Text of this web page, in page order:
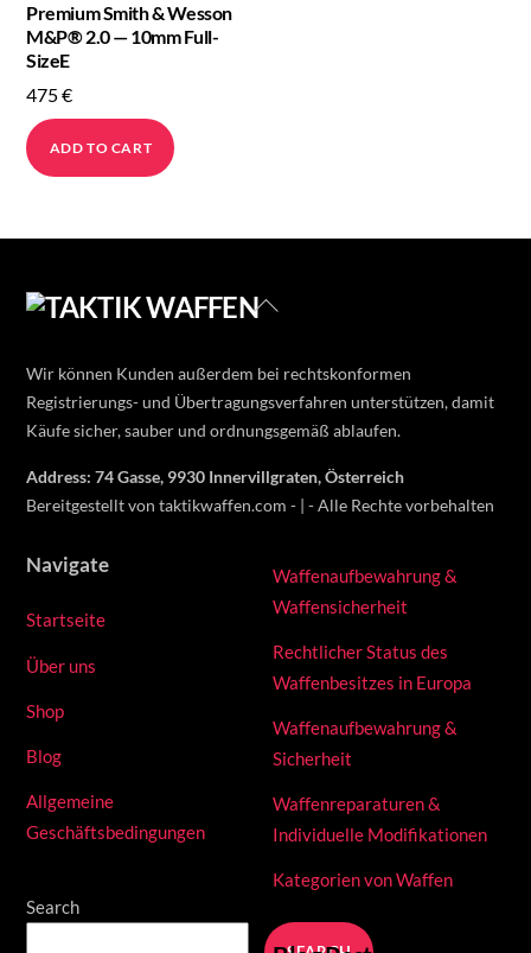
Premium Smith & Wesson
M&P® 2.0 — 10mm Full-
SizeE
475€
ADD TO CART
Back
Wir können Kunden außerdem bei rechtskonformen
Registrierungs- und Übertragungsverfahren unterstützen, damit
Käufe sicher, sauber und ordnungsgemäß ablaufen.
Address: 74 Gasse, 9930 Innervillgraten, Österreich
Bereitgestellt von taktikwaffen.com - | - Alle Rechte vorbehalten
Navigate
Startseite
Über uns
Shop
Blog
Allgemeine
Geschäftsbedingungen
Search
Waffenaufbewahrung &
Waffensicherheit
Rechtlicher Status des
Waffenbesitzes in Europa
Waffenaufbewahrung &
Sicherheit
Waffenreparaturen &
Individuelle Modifikationen
Kategorien von Waffen